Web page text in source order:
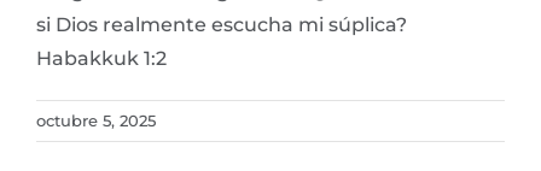
si Dios realmente escucha mi súplica?
Habakkuk 1:2
octubre 5, 2025